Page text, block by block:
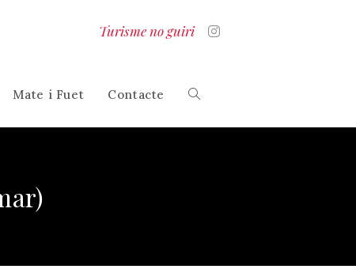
Turisme no guiri
Mate i Fuet Contacte Alterna